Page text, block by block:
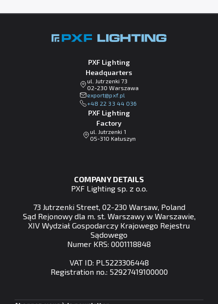
PXF Lighting
Headquarters
ul. Jutrzenki 73
02-230 Warszawa
lp.fxp@tropxe
+48 22 33 44 036
PXF Lighting
Factory
ul. Jutrzenki 1
05-310 Kałuszyn
COMPANY DETAILS
PXF Lighting sp. z o.o.
73 Jutrzenki Street, 02-230 Warsaw, Poland
Sąd Rejonowy dla m. st. Warszawy w Warszawie,
XIV Wydział Gospodarczy Krajowego Rejestru
Sądowego
Numer KRS: 0001118848
VAT ID: PL5223306448
Registration no.: 52927419100000